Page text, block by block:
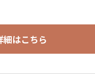
はこちら